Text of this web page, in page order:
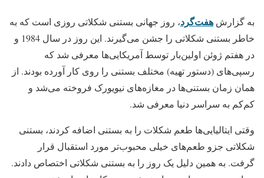
به گزارش هفت‌گرد، روز جهانی بستنی شکلاتی روزی است که به
خاطر بستنی شکلاتی را جشن می‌گیرند. این روز در سال 1984 و
در هفتم ژوئن اولین‌بار توسط آمریکایی‌ها معرفی شد که
رسپی‌های (دستور تهیه) مختلف بستنی را روی کار آورده بودند. از
همان زمان بستنی‌ها در مغازه‌های نیویورک فروخته می‌شد و
کم‌کم به سراسر دنیا معرفی شد.
وقتی ایتالیایی‌ها طعم شکلات را به بستنی اضافه کردند، بستنی
شکلاتی جزو طعم‌های خیلی محبوب‌تر مورد استقبال قرار
گرفت. به همین دلیل یک روز را به بستنی شکلاتی اختصاص دادند.